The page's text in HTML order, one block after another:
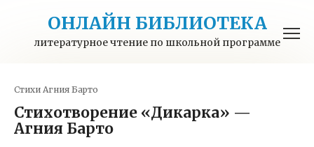
ОНЛАЙН БИБЛИОТЕКА
литературное чтение по школьной программе
Стихи Агния Барто
Стихотворение «Дикарка» —
Агния Барто